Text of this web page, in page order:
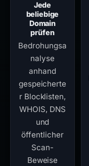
Jede
beliebige
Domain
prüfen
Bedrohungsa
nalyse
anhand
gespeicherte
r Blocklisten,
WHOIS, DNS
und
öffentlicher
Scan-
Beweise